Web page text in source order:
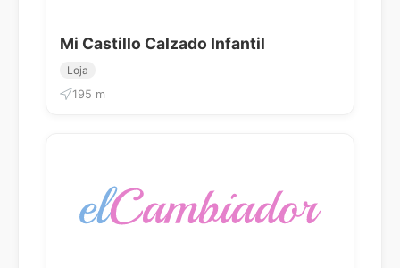
Mi Castillo Calzado Infantil
Loja
195 m